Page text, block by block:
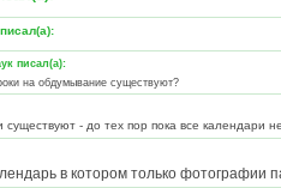
писал(а):
на обдумывание существуют?
существуют - до тех пор пока все календари
в котором только фотографии